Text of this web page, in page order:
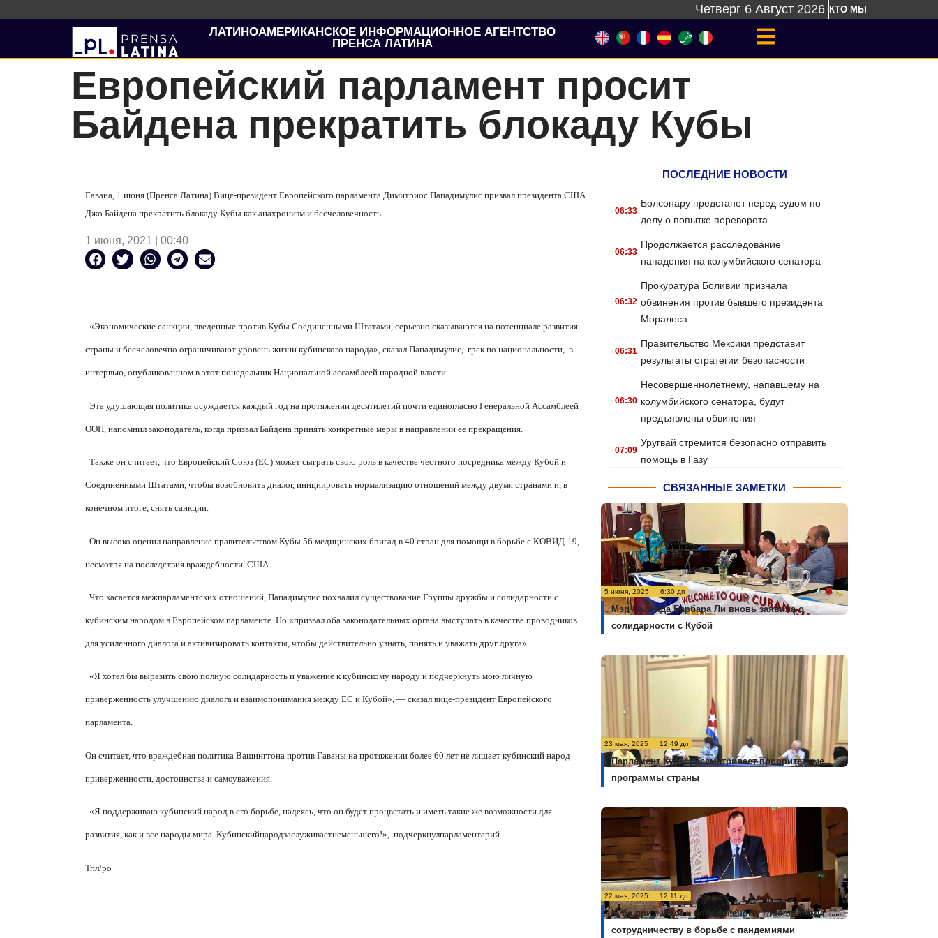
Четверг 6 Август 2026 КТО МЫ
ЛАТИНОАМЕРИКАНСКОЕ ИНФОРМАЦИОННОЕ АГЕНТСТВО
ПРЕНСА ЛАТИНА
Европейский парламент просит
Байдена прекратить блокаду Кубы
Гавана, 1 июня (Пренса Латина) Вице-президент Европейского парламента Димитриос Пападимулис призвал президента США
Джо Байдена прекратить блокаду Кубы как анахронизм и бесчеловечность.
1 июня, 2021 | 00:40
«Экономические санкции, введенные против Кубы Соединенными Штатами, серьезно сказываются на потенциале развития
страны и бесчеловечно ограничивают уровень жизни кубинского народа», сказал Пападимулис, грек по национальности, в
интервью, опубликованном в этот понедельник Национальной ассамблеей народной власти.
Эта удушающая политика осуждается каждый год на протяжении десятилетий почти единогласно Генеральной Ассамблеей
ООН, напомнил законодатель, когда призвал Байдена принять конкретные меры в направлении ее прекращения.
Также он считает, что Европейский Союз (ЕС) может сыграть свою роль в качестве честного посредника между Кубой и
Соединенными Штатами, чтобы возобновить диалог, инициировать нормализацию отношений между двумя странами и, в
конечном итоге, снять санкции.
Он высоко оценил направление правительством Кубы 56 медицинских бригад в 40 стран для помощи в борьбе с КОВИД-19,
несмотря на последствия враждебности США.
Что касается межпарламентских отношений, Пападимулис похвалил существование Группы дружбы и солидарности с
кубинским народом в Европейском парламенте. Но «призвал оба законодательных органа выступать в качестве проводников
для усиленного диалога и активизировать контакты, чтобы действительно узнать, понять и уважать друг друга».
«Я хотел бы выразить свою полную солидарность и уважение к кубинскому народу и подчеркнуть мою личную
приверженность улучшению диалога и взаимопонимания между ЕС и Кубой», — сказал вице-президент Европейского
парламента.
Он считает, что враждебная политика Вашингтона против Гаваны на протяжении более 60 лет не лишает кубинский народ
приверженности, достоинства и самоуважения.
«Я поддерживаю кубинский народ в его борьбе, надеясь, что он будет процветать и иметь такие же возможности для
развития, как и все народы мира. Кубинскийнародзаслуживаетнеменьшего!», подчеркнулпарламентарий.
Тпл/ро
ПОСЛЕДНИЕ НОВОСТИ
.06:33
Болсонару предстанет перед судом по
делу о попытке переворота
.06:33
Продолжается расследование
нападения на колумбийского сенатора
.06:32
Прокуратура Боливии признала
обвинения против бывшего президента
Моралеса
.06:31
Правительство Мексики представит
результаты стратегии безопасности
.06:30
Несовершеннолетнему, напавшему на
колумбийского сенатора, будут
предъявлены обвинения
.07:09
Уругвай стремится безопасно отправить
помощь в Газу
СВЯЗАННЫЕ ЗАМЕТКИ
5 июня, 2025 6:30 дп
Мэр Окленда Барбара Ли вновь заявила о
солидарности с Кубой
23 мая, 2025 12:49 дп
Парламент Кубы рассматривает приоритетные
программы страны
22 мая, 2025 12:11 дп
Куба призывает к более тесному глобальному
сотрудничеству в борьбе с пандемиями